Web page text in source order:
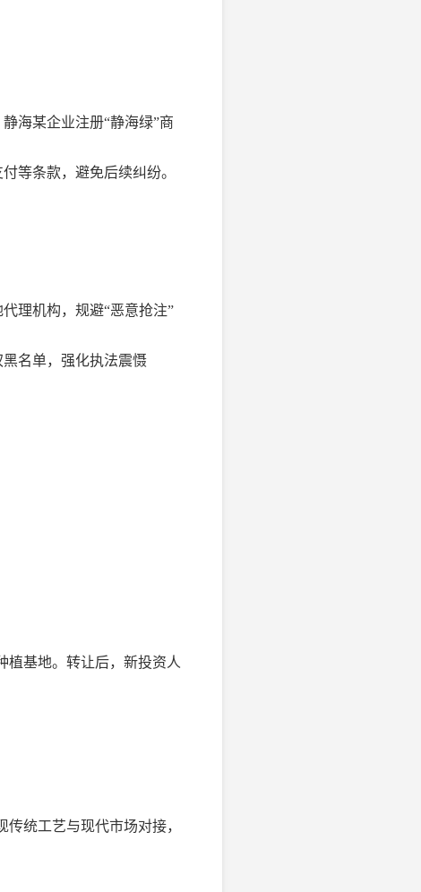
海某企业注册“静海绿”商
等条款，避免后续纠纷。
理机构，规避“恶意抢注”
名单，强化执法震慑
植基地。转让后，新投资人
统工艺与现代市场对接，